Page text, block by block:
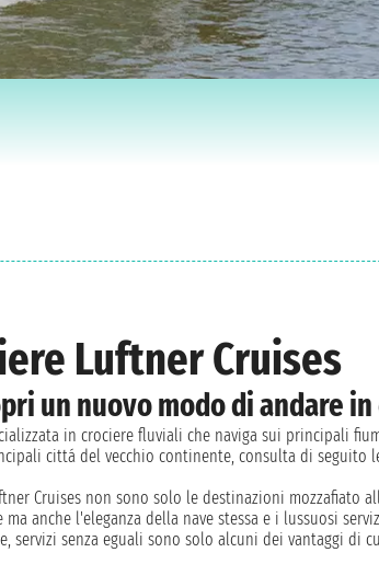
Luftner Cruises
un nuovo modo di andare
in crociere fluviali che naviga sui principali
cittá del vecchio continente, consulta di seguito
Cruises non sono solo le destinazioni mozzafiato
anche l'eleganza della nave stessa e i lussuosi
servizi senza eguali sono solo alcuni dei vantaggi di